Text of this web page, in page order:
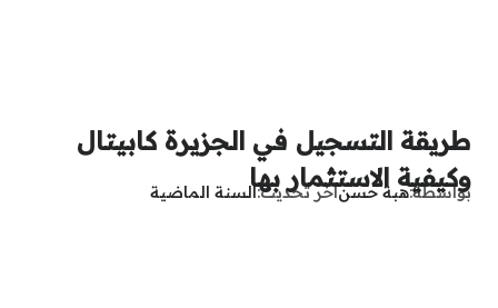
طريقة التسجيل في الجزيرة كابيتال
وكيفية الاستثمار بها
بواسطةهبة حسنآخر تحديثالسنة الماضية